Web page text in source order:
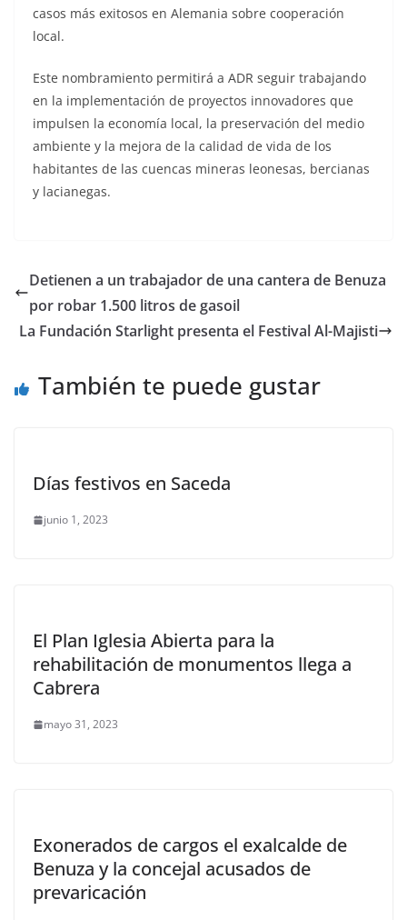
casos más exitosos en Alemania sobre cooperación
local.
Este nombramiento permitirá a ADR seguir trabajando
en la implementación de proyectos innovadores que
impulsen la economía local, la preservación del medio
ambiente y la mejora de la calidad de vida de los
habitantes de las cuencas mineras leonesas, bercianas
y lacianegas.
Detienen a un trabajador de una cantera de Benuza
por robar 1.500 litros de gasoil
La Fundación Starlight presenta el Festival Al-Majisti
También te puede gustar
Días festivos en Saceda
junio 1, 2023
El Plan Iglesia Abierta para la
rehabilitación de monumentos llega a
Cabrera
mayo 31, 2023
Exonerados de cargos el exalcalde de
Benuza y la concejal acusados de
prevaricación